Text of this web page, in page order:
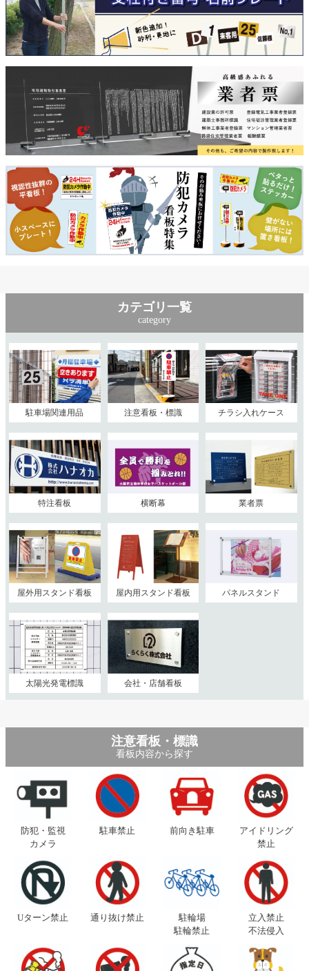
カテゴリ一覧
category
駐車場関連用品 注意看板・標識 チラシ入れケース
特注看板 横断幕 業者票
屋外用スタンド看板 屋内用スタンド看板 パネルスタンド
太陽光発電標識 会社・店舗看板
注意看板・標識
看板内容から探す
防犯・監視
カメラ
駐車禁止 前向き駐車
アイドリング
禁止
Uターン禁止 通り抜け禁止
駐輪場
駐輪禁止
立入禁止
不法侵入